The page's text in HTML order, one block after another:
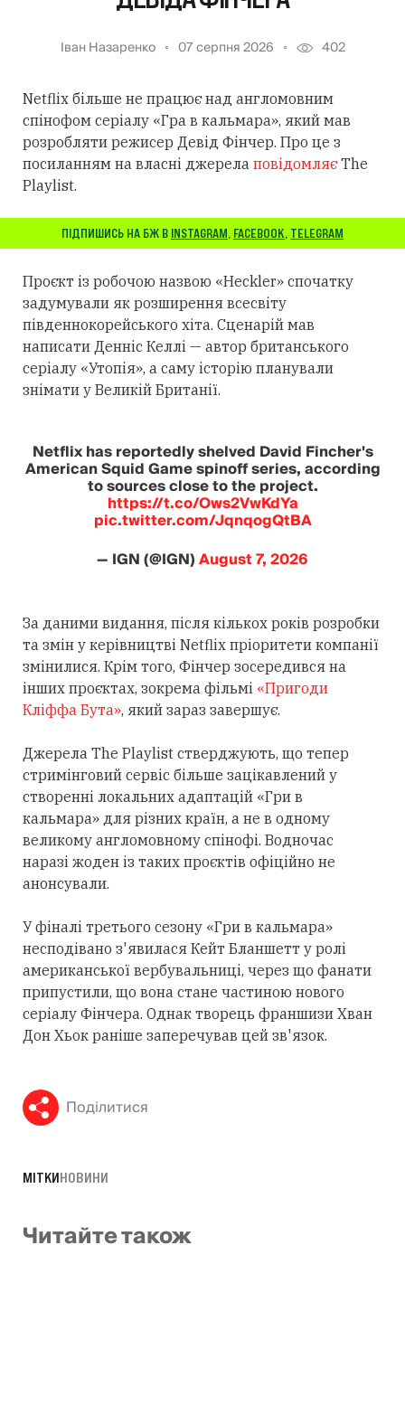
Іван Назаренко 07 серпня 2026 402
Netflix більше не працює над англомовним
спінофом серіалу «Гра в кальмара», який мав
розробляти режисер Девід Фінчер. Про це з
посиланням на власні джерела повідомляєThe
Playlist.
ПІДПИШИСЬ НА БЖ В INSTAGRAM, FACEBOOK, TELEGRAM
Проєкт із робочою назвою «Heckler» спочатку
задумували як розширення всесвіту
південнокорейського хіта. Сценарій мав
написати Денніс Келлі — автор британського
серіалу «Утопія», а саму історію планували
знімати у Великій Британії.
Netflix has reportedly shelved David Fincher's
American Squid Game spinoff series, according
to sources close to the project.
https://t.co/Ows2VwKdYa
pic.twitter.com/JqnqogQtBA
— IGN (@IGN)August 7, 2026
За даними видання, після кількох років розробки
та змін у керівництві Netflix пріоритети компанії
змінилися. Крім того, Фінчер зосередився на
інших проєктах, зокрема фільмі «Пригоди
Кліффа Бута», який зараз завершує.
Джерела The Playlist стверджують, що тепер
стримінговий сервіс більше зацікавлений у
створенні локальних адаптацій «Гри в
кальмара» для різних країн, а не в одному
великому англомовному спінофі. Водночас
наразі жоден із таких проєктів офіційно не
анонсували.
У фіналі третього сезону «Гри в кальмара»
несподівано з'явилася Кейт Бланшетт у ролі
американської вербувальниці, через що фанати
припустили, що вона стане частиною нового
серіалу Фінчера. Однак творець франшизи Хван
Дон Хьок раніше заперечував цей зв'язок.
Поділитися
МІТКИНОВИНИ
Читайте також